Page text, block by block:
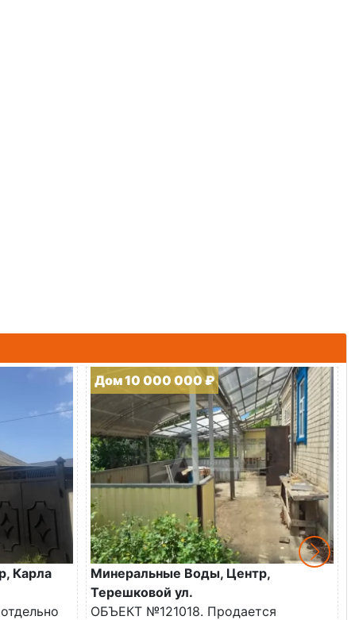
Карла
Дом 10 000 000 ₽
Минеральные Воды, Центр,
Терешковой ул.
ОБЪЕКТ №121018. Продается